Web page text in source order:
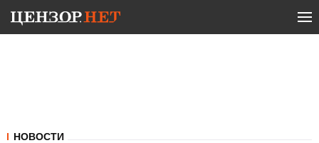
НОВОСТИ